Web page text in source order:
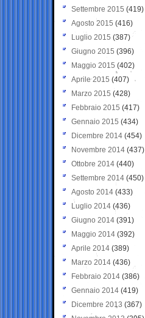
Settembre 2015 (419)
Agosto 2015 (416)
Luglio 2015 (387)
Giugno 2015 (396)
Maggio 2015 (402)
Aprile 2015 (407)
Marzo 2015 (428)
Febbraio 2015 (417)
Gennaio 2015 (434)
Dicembre 2014 (454)
Novembre 2014 (437)
Ottobre 2014 (440)
Settembre 2014 (450)
Agosto 2014 (433)
Luglio 2014 (436)
Giugno 2014 (391)
Maggio 2014 (392)
Aprile 2014 (389)
Marzo 2014 (436)
Febbraio 2014 (386)
Gennaio 2014 (419)
Dicembre 2013 (367)